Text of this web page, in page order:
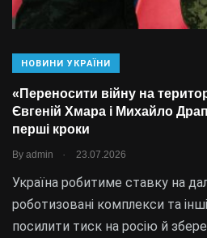
НОВИНИ УКРАЇНИ
«Переносити війну на
Євгеній Хмара і Михайло
перші кроки
By admin . 23.07.2026
Україна робитиме ставку на
роботизовані комплекси та
посилити тиск на росію й